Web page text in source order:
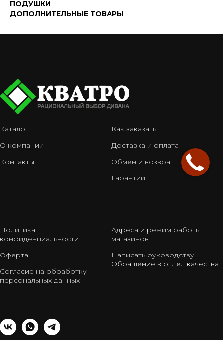
ПОДУШКИ
ДОПОЛНИТЕЛЬНЫЕ ТОВАРЫ
Каталог
О компании
Контакты
Как заказать
Доставка и оплата
Обмен и возврат
Гарантии
Политика
конфиденциальности
Оферта
Согласие на обработку
персональных данных
Адреса и режим работы
магазинов
Написать руководству
Обращение в отдел качества